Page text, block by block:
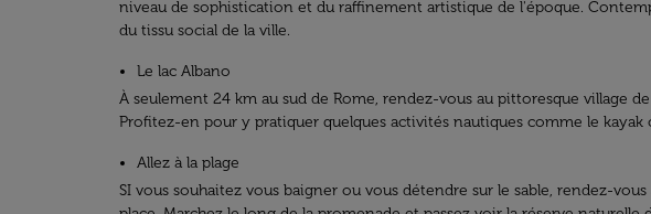
niveau de sophistication et du raffinement artistique de l'époque.
du tissu social de la ville.
Le lac Albano
À seulement 24 km au sud de Rome, rendez-vous au pittoresque village
Profitez-en pour y pratiquer quelques activités nautiques comme le
Allez à la plage
SI vous souhaitez vous baigner ou vous détendre sur le sable, rendez-